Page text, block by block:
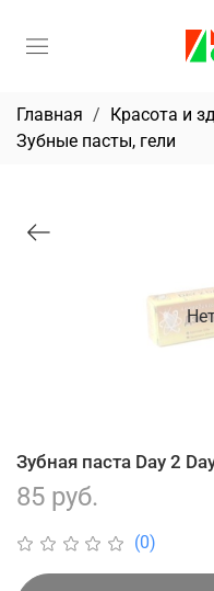
Главная Красота и
Зубные пасты, гели
(0)
Зубная паста Day 2
85 руб.